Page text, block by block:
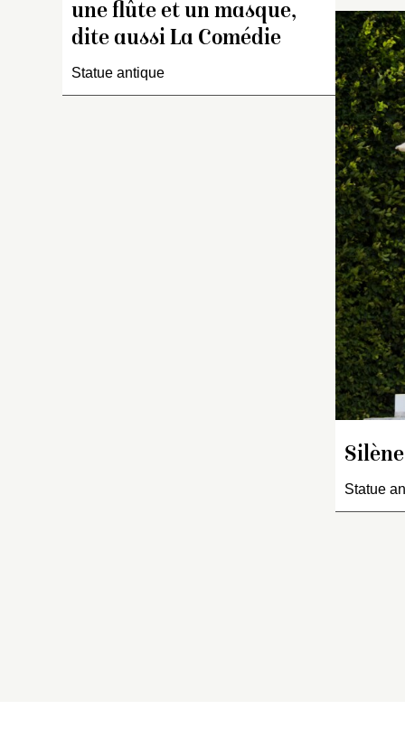
une flûte et un masque,
dite aussi La Comédie
Statue antique
Statue